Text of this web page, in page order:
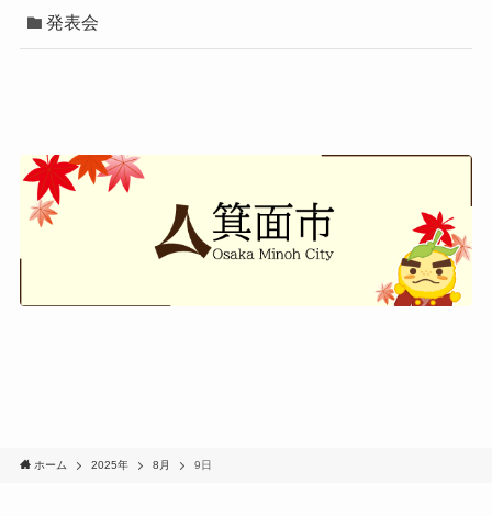
発表会
ホーム 2025年 8月 9日